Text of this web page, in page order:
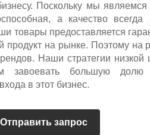
Поскольку мы являемся
а качество
товары предоставляется
на рынке. Поэтому на
Наши стратегии
завоевать большую
в этот бизнес.
Отправить запрос